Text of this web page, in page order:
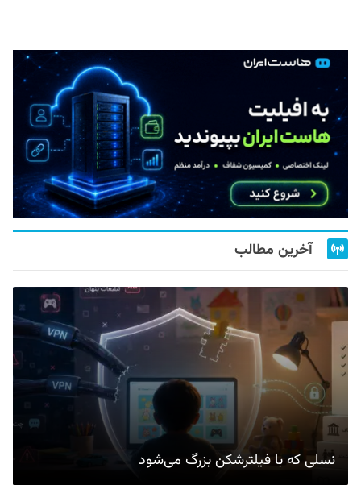
آخرین مطالب
نسلی که با فیلترشکن بزرگ می‌شود